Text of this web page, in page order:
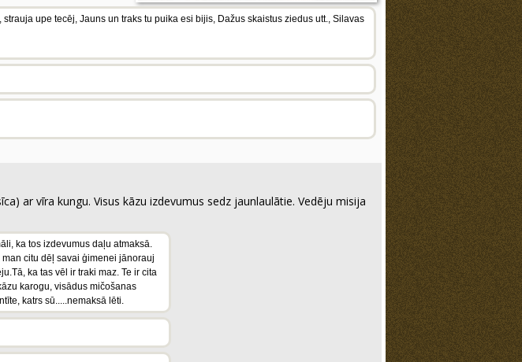
upe tecēj, Jauns un traks tu puika esi bijis, Dažus skaistus ziedus utt., Silavas
ar vīra kungu. Visus kāzu izdevumus sedz jaunlaulātie. Vedēju misija
ka tos izdevumus daļu atmaksā.
citu dēļ savai ģimenei jānorauj
ka tas vēl ir traki maz. Te ir cita
karogu, visādus mičošanas
katrs sū.....nemaksā lēti.